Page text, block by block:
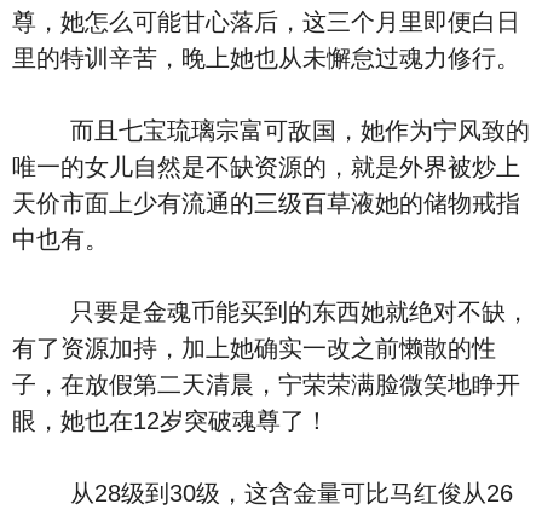
尊，她怎么可能甘心落后，这三个月里即便白日
里的特训辛苦，晚上她也从未懈怠过魂力修行。
而且七宝琉璃宗富可敌国，她作为宁风致的
唯一的女儿自然是不缺资源的，就是外界被炒上
天价市面上少有流通的三级百草液她的储物戒指
中也有。
只要是金魂币能买到的东西她就绝对不缺，
有了资源加持，加上她确实一改之前懒散的性
子，在放假第二天清晨，宁荣荣满脸微笑地睁开
眼，她也在12岁突破魂尊了！
从28级到30级，这含金量可比马红俊从26